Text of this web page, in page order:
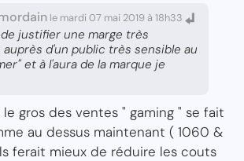
le mardi 07 mai 2019 à 18h33
justifier une marge très
d'un public très sensible au
et à l'aura de la marque je
gros des ventes " gaming " se fait
au dessus maintenant ( 1060 &
ferait mieux de réduire les couts